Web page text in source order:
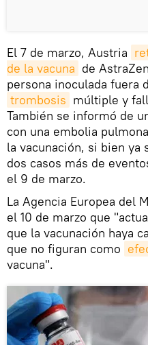
El 7 de marzo, Austria
de la vacuna de
persona inoculada fuera
trombosis múltiple y
También se informó de
con una embolia
la vacunación, si bien ya
dos casos más de
el 9 de marzo.
La Agencia Europea del
el 10 de marzo que
que la vacunación haya
que no figuran como
vacuna".